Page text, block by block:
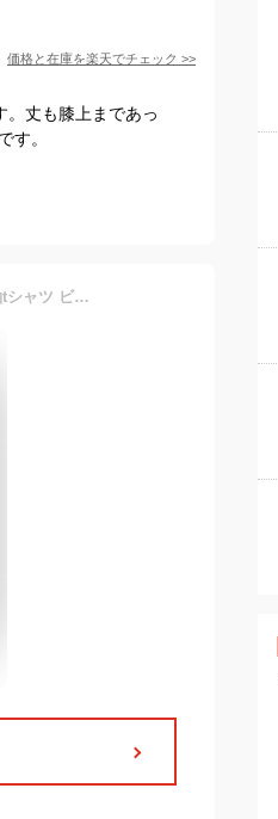
価格と在庫を楽天でチェック >>
。丈も膝上まであっ
す。
【5枚セット】ビッグtシャツ レディース リブtシャツ ロンt 長袖tシャツ ビッグシルエット ビッグTシャツ 綿100% クルーネック 袖リブ 透けない ロングTシャツ ロンT コットン100% 厚手 秋冬トップス ロンティー レディース長袖tシャツ 白黒 まとめ買い セット販売00114